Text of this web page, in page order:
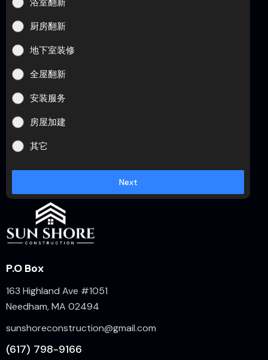
厨房翻新
地下室装修
全屋翻新
安装服务
房屋加建
其它
Next
P.O Box
163 Highland Ave #1051
Needham, MA 02494
sunshoreconstruction@gmail.com
(617) 798-9166